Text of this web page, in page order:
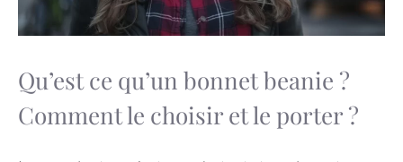
Qu’est ce qu’un bonnet beanie ?
Comment le choisir et le porter ?